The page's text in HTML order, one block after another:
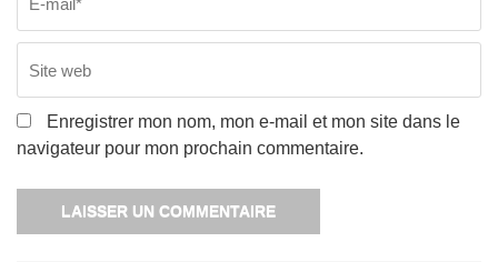
Enregistrer mon nom, mon e-mail et mon site dans le
navigateur pour mon prochain commentaire.